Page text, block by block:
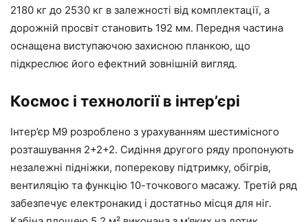
2180 кг до 2530 кг в залежності від комплектації, а
дорожній просвіт становить 192 мм. Передня частина
оснащена виступаючою захисною планкою, що
підкреслює його ефектний зовнішній вигляд.
Космос і технології в інтер’єрі
Інтер’єр M9 розроблено з урахуванням шестимісного
розташування 2+2+2. Сидіння другого ряду пропонують
незалежні підніжки, поперекову підтримку, обігрів,
вентиляцію та функцію 10-точкового масажу. Третій ряд
забезпечує електронакид і достатньо місця для ніг.